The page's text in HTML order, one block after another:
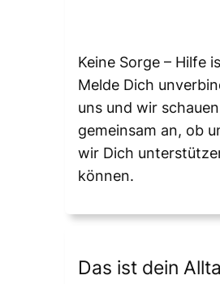
Keine Sorge – Hilfe
Melde Dich
uns und wir
gemeinsam an, ob
wir Dich
können.
Das ist dein